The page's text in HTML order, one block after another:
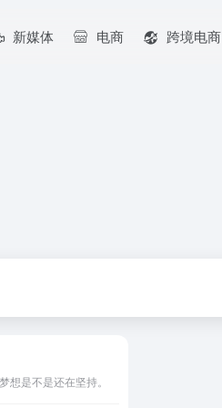
新媒体 电商 跨境电商
想是不是还在坚持。